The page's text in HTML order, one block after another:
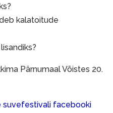
kalatoitude
Pärnumaal Võistes 20.
suvefestivali facebooki